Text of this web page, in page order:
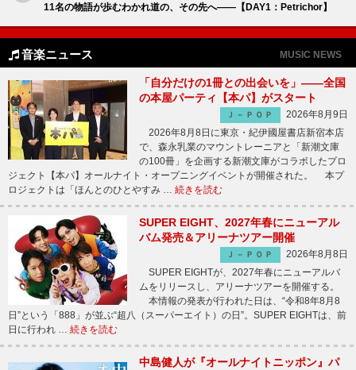
11名の物語が歩むわかれ道の、その先へ――【DAY1：Petrichor】
音楽ニュース MUSIC NEWS
「自分だけの1冊との出会いを」――全国
の本屋パーティ【本パ】がスタート
Ｊ－ＰＯＰ
2026年8月9日
2026年8月8日に東京・紀伊國屋書店新宿本店
で、森永乳業のマウントレーニアと「新潮文庫
の100冊」を企画する新潮文庫がコラボしたプロ
ジェクト【本パ】オールナイト・オープニングイベントが開催された。 本プ
ロジェクトは「ほんとのひとやすみ … 続きを読む
SUPER EIGHT、2027年春にニューアル
バム発売＆アリーナツアー開催
Ｊ－ＰＯＰ
2026年8月8日
SUPER EIGHTが、2027年春にニューアルバ
ムをリリースし、アリーナツアーを開催する。
本情報の発表が行われた日は、“令和8年8月8
日”という「888」が並ぶ“超八（スーパーエイト）の日”。SUPER EIGHTは、前
日に行われ … 続きを読む
中島健人が『オールナイトニッポン』パ